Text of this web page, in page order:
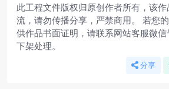
此工程文件版权归原创作者所有，该
流，请勿传播分享，严禁商用。 若您
供作品书面证明，请联系网站客服微
下架处理。
分享